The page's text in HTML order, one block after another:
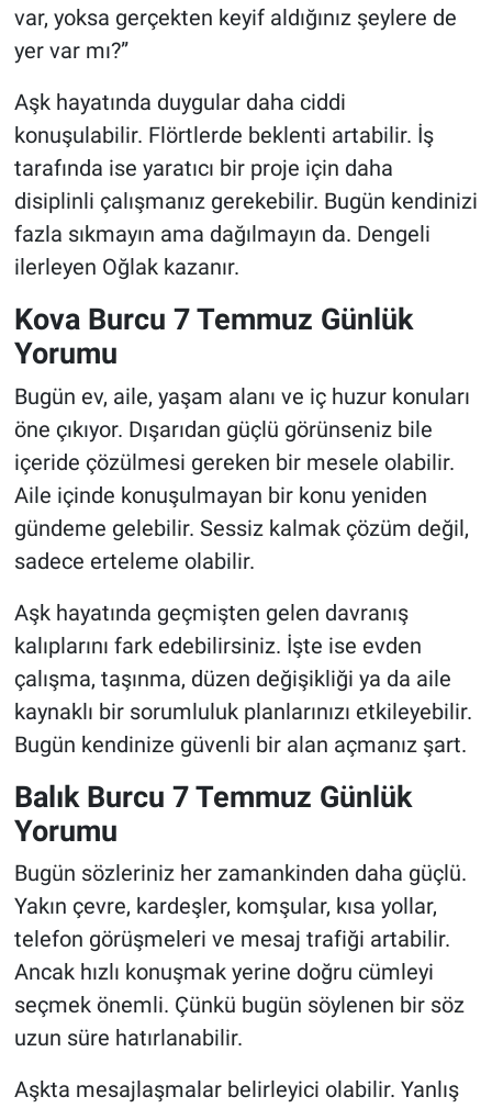
var, yoksa gerçekten keyif aldığınız şeylere de
yer var mı?”
Aşk hayatında duygular daha ciddi
konuşulabilir. Flörtlerde beklenti artabilir. İş
tarafında ise yaratıcı bir proje için daha
disiplinli çalışmanız gerekebilir. Bugün kendinizi
fazla sıkmayın ama dağılmayın da. Dengeli
ilerleyen Oğlak kazanır.
Kova Burcu 7 Temmuz Günlük
Yorumu
Bugün ev, aile, yaşam alanı ve iç huzur konuları
öne çıkıyor. Dışarıdan güçlü görünseniz bile
içeride çözülmesi gereken bir mesele olabilir.
Aile içinde konuşulmayan bir konu yeniden
gündeme gelebilir. Sessiz kalmak çözüm değil,
sadece erteleme olabilir.
Aşk hayatında geçmişten gelen davranış
kalıplarını fark edebilirsiniz. İşte ise evden
çalışma, taşınma, düzen değişikliği ya da aile
kaynaklı bir sorumluluk planlarınızı etkileyebilir.
Bugün kendinize güvenli bir alan açmanız şart.
Balık Burcu 7 Temmuz Günlük
Yorumu
Bugün sözleriniz her zamankinden daha güçlü.
Yakın çevre, kardeşler, komşular, kısa yollar,
telefon görüşmeleri ve mesaj trafiği artabilir.
Ancak hızlı konuşmak yerine doğru cümleyi
seçmek önemli. Çünkü bugün söylenen bir söz
uzun süre hatırlanabilir.
Aşkta mesajlaşmalar belirleyici olabilir. Yanlış